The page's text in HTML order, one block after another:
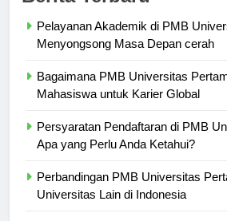
Pelayanan Akademik di PMB
Bagaimana PMB Universitas
Persyaratan Pendaftaran di PMB
Perbandingan PMB Universitas